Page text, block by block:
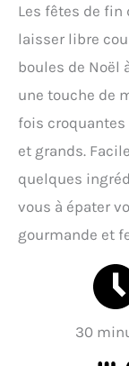
Les fêtes de fin
laisser libre
boules de Noël
une touche de
fois
et grands.
quelques
vous à épater
gourmande et
30